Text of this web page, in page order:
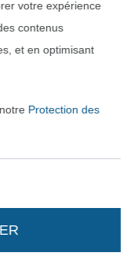
boutique
Français
à la
votre expérience
contenus
et en optimisant
Protection des